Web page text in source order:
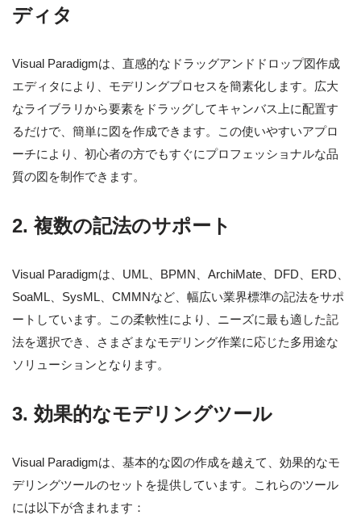
ディタ
Visual Paradigmは、直感的なドラッグアンドドロップ図作成
エディタにより、モデリングプロセスを簡素化します。広大
なライブラリから要素をドラッグしてキャンバス上に配置す
るだけで、簡単に図を作成できます。この使いやすいアプロ
ーチにより、初心者の方でもすぐにプロフェッショナルな品
質の図を制作できます。
2. 複数の記法のサポート
Visual Paradigmは、UML、BPMN、ArchiMate、DFD、ERD、
SoaML、SysML、CMMNなど、幅広い業界標準の記法をサポ
ートしています。この柔軟性により、ニーズに最も適した記
法を選択でき、さまざまなモデリング作業に応じた多用途な
ソリューションとなります。
3. 効果的なモデリングツール
Visual Paradigmは、基本的な図の作成を越えて、効果的なモ
デリングツールのセットを提供しています。これらのツール
には以下が含まれます：